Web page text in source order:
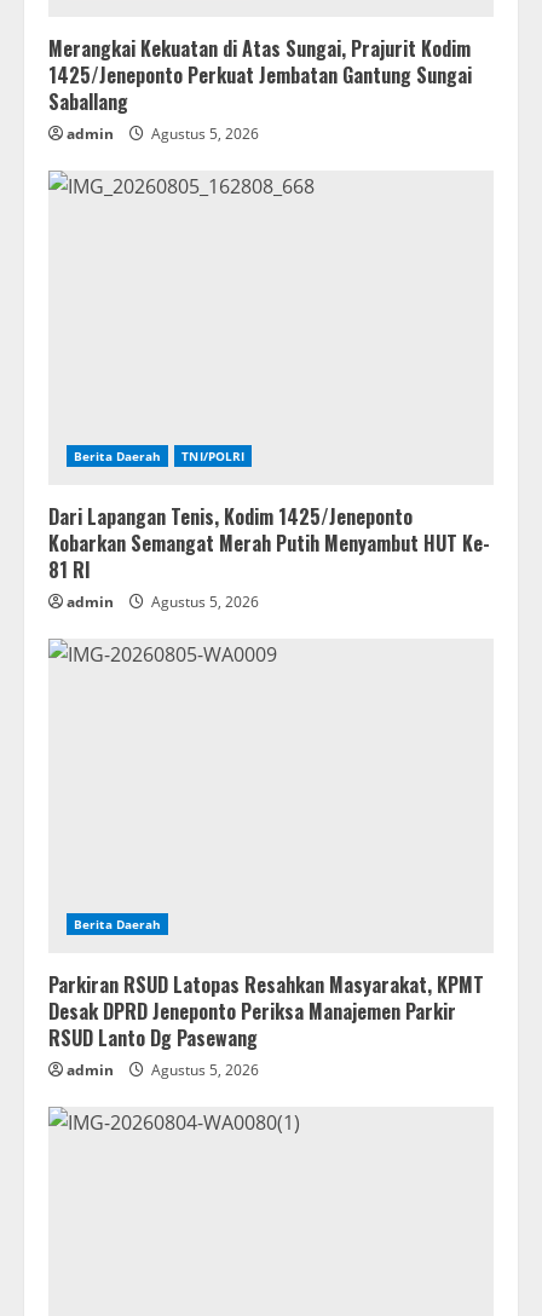
Merangkai Kekuatan di Atas Sungai, Prajurit Kodim
1425/Jeneponto Perkuat Jembatan Gantung Sungai
Saballang
admin Agustus 5, 2026
Berita Daerah TNI/POLRI
Dari Lapangan Tenis, Kodim 1425/Jeneponto
Kobarkan Semangat Merah Putih Menyambut HUT Ke-
81 RI
admin Agustus 5, 2026
Berita Daerah
Parkiran RSUD Latopas Resahkan Masyarakat, KPMT
Desak DPRD Jeneponto Periksa Manajemen Parkir
RSUD Lanto Dg Pasewang
admin Agustus 5, 2026